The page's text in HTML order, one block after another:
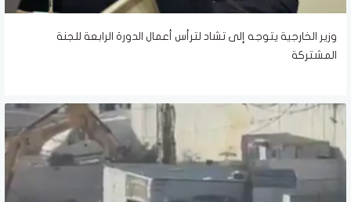
وزير الخارجية يتوجه إلى تشاد لترأس أعمال الدورة الرابعة للجنة
المشتركة